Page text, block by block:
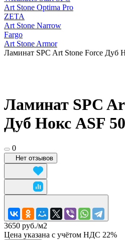
Art Stone Optima Pro
ZETA
Art Stone Narrow
Fargo
Art Stone Armor
Ламинат SPC Art Stone Force Дуб
Ламинат SPC
Дуб Нокс ASF
0
Нет отзывов
3650 руб./м2
Цена указана с учётом НДС 22%